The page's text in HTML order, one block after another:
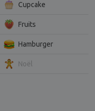
Cupcake
Fruits
Hamburger
Noël